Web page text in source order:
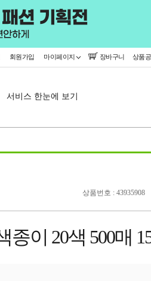
회원가입 마이페이지 장바구니 상품
서비스 한눈에 보기
상품번호 : 43935908
이 20색 500매